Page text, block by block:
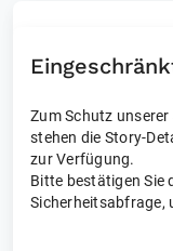
Zum Schutz
stehen die Story-
zur Verfügung.
Bitte bestätigen Sie
Sicherheitsabfrage,